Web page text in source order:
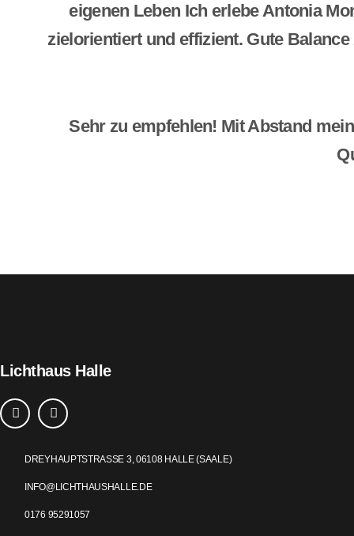
eigenen Leben Ich erlebe Antonia
zielorientiert und effizient. Gute
Sehr zu empfehlen! Mit Abstand
Lichthaus Halle
DREYHAUPTSTRASSE 3, 06108 HALLE (SAALE)
INFO@LICHTHAUSHALLE.DE
0176 95291057